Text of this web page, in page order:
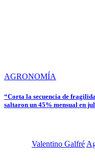
AGRONOMÍA
“Corta la secuencia de
saltaron un 45% mensual en
Valentino Galfré